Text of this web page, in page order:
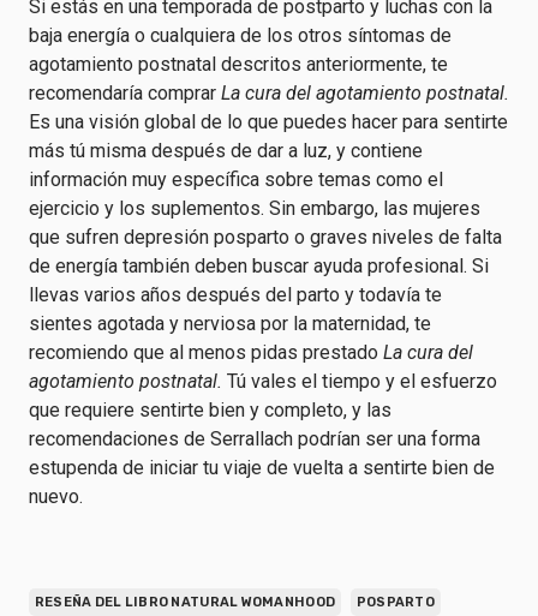
Si estás en una temporada de postparto y luchas con la
baja energía o cualquiera de los otros síntomas de
agotamiento postnatal descritos anteriormente, te
recomendaría comprar La cura del agotamiento postnatal.
Es una visión global de lo que puedes hacer para sentirte
más tú misma después de dar a luz, y contiene
información muy específica sobre temas como el
ejercicio y los suplementos. Sin embargo, las mujeres
que sufren depresión posparto o graves niveles de falta
de energía también deben buscar ayuda profesional. Si
llevas varios años después del parto y todavía te
sientes agotada y nerviosa por la maternidad, te
recomiendo que al menos pidas prestado La cura del
agotamiento postnatal. Tú vales el tiempo y el esfuerzo
que requiere sentirte bien y completo, y las
recomendaciones de Serrallach podrían ser una forma
estupenda de iniciar tu viaje de vuelta a sentirte bien de
nuevo.
RESEÑA DEL LIBRO NATURAL WOMANHOOD POSPARTO